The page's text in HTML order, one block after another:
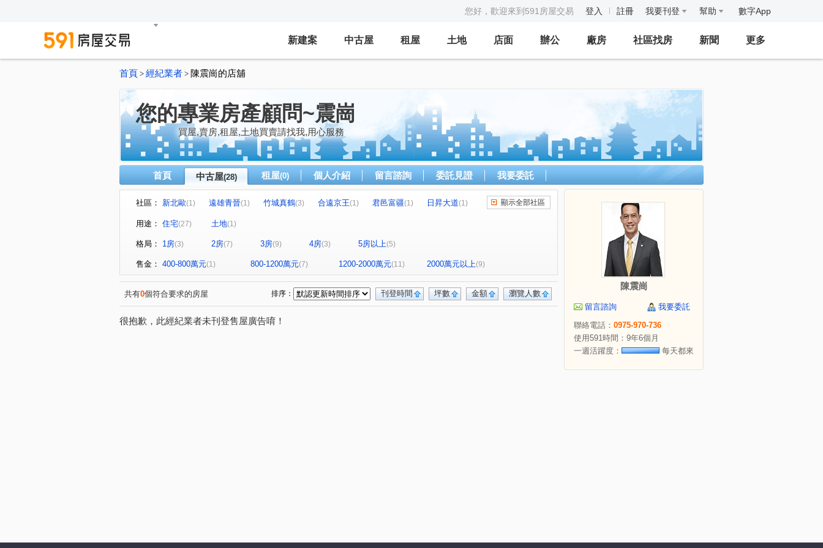
您好，歡迎來到591房屋交易 登入 註冊 我要刊登 幫助 數字App
新建案 中古屋 租屋 土地 店面 辦公 廠房 社區找房 新聞 更多
首頁 > 經紀業者 > 陳震崗的店舖
您的專業房產顧問~震崗
買屋,賣房,租屋,土地買賣請找我,用心服務
首頁 中古屋(28) 租屋(0) 個人介紹 留言諮詢 委託見證 我要委託
社區： 新北歐(1) 遠雄青晉(1) 竹城真鶴(3) 合遠京王(1) 君邑富疆(1) 日昇大道(1)
大清新世界
新洋房 中國江山 蘋果村 石清之水 麗寶青年時代
國強一街(1) (1) 大德三街(1) 力行路(3) 瑞坪路 (1) 經國路(1)
文中東路(1) 寶慶路(2) 中庸路(1) 泰山街(1) 至善路(1) 吉安街(1)
環河西路四段 (1) 德華街(1) 富豐北路(1) 介壽路 (1)
同德六街(1) 大有路(1) 埔頂路二段(1) 同德一街(1) 大興西路二段(1)
天祥七街(1) 大業路一段(1) 豐德路
顯示全部社區
用途： 住宅(27) 土地(1)
格局： 1房(3) 2房(7) 3房(9) 4房(3) 5房以上(5)
售金： 400-800萬元(1) 800-1200萬元(7) 1200-2000萬元(11) 2000萬元以上(9)
共有0個符合要求的房屋 瀏覽人數
金額
坪數
刊登時間
排序：
很抱歉，此經紀業者未刊登售屋廣告唷！
陳震崗
留言諮詢
我要委託
聯絡電話： 0975-970-736
使用591時間：9年6個月
一週活躍度：
每天都來